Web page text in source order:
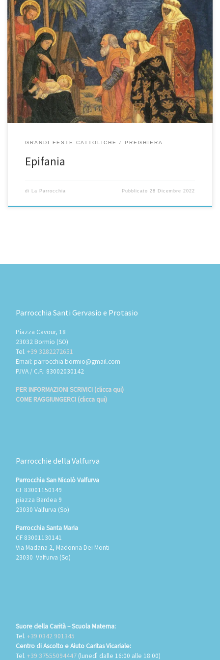
Nel Martirologio Romano, 6 gennaio, n. 1: « Solennità dell’Epifania
del Signore, nella quale si venera la triplice manifestazione del
grande Dio e Signore nostro Gesù Cristo: a Betlemme, Gesù
bambino fu adorato dai magi; nel Giordano, battezzato da
Giovanni, fu unto dallo Spirito Santo e chiamato Figlio da Dio […]
GRANDI FESTE CATTOLICHE PREGHIERA
Epifania
di La Parrocchia Pubblicato 28 Dicembre 2022
Parrocchia Santi Gervasio e Protasio
Piazza Cavour, 18
23032 Bormio (SO)
Tel. +39 3282272651
Email: parrocchia.bormio@gmail.com
P.IVA / C.F.: 83002030142
PER INFORMAZIONI SCRIVICI (clicca qui)
COME RAGGIUNGERCI (clicca qui)
Parrocchie della Valfurva
Parrocchia San Nicolò Valfurva
CF 83001150149
piazza Bardea 9
23030 Valfurva (So)
Parrocchia Santa Maria
CF 83001130141
Via Madana 2, Madonna Dei Monti
23030 Valfurva (So)
Suore della Carità – Scuola Materna:
Tel. +39 0342 901345
Centro di Ascolto e Aiuto Caritas Vicariale:
Tel. +39 37555094447(lunedì dalle 16:00 alle 18:00)